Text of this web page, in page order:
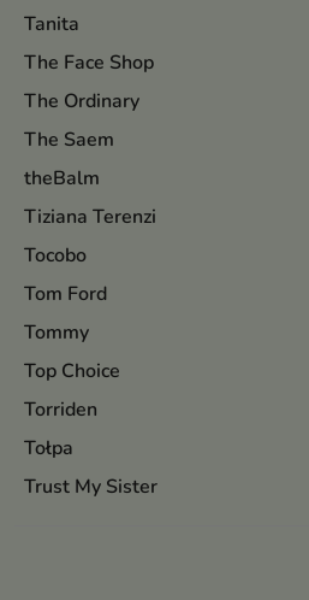
Tanita
The Face Shop
The Ordinary
The Saem
theBalm
Tiziana Terenzi
Tocobo
Tom Ford
Tommy
Top Choice
Torriden
Tołpa
Trust My Sister